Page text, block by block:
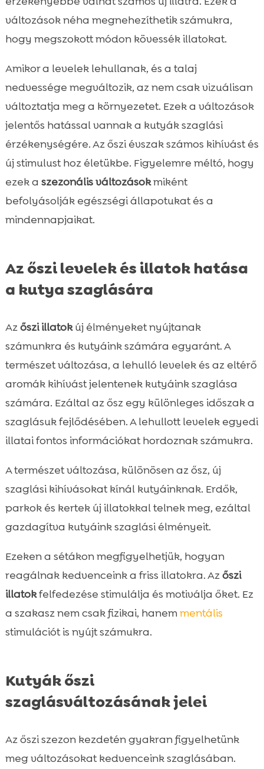
változások néha megnehezíthetik számukra,
hogy megszokott módon kövessék illatokat.
Amikor a levelek lehullanak, és a talaj
nedvessége megváltozik, az nem csak vizuálisan
változtatja meg a környezetet. Ezek a változások
jelentős hatással vannak a kutyák szaglási
érzékenységére. Az őszi évszak számos kihívást és
új stimulust hoz életükbe. Figyelemre méltó, hogy
ezek a szezonális változásokmiként
befolyásolják egészségi állapotukat és a
mindennapjaikat.
Az őszi levelek és illatok hatása
a kutya szaglására
Azőszi illatokúj élményeket nyújtanak
számunkra és kutyáink számára egyaránt. A
természet változása, a lehulló levelek és az eltérő
aromák kihívást jelentenek kutyáink szaglása
számára. Ezáltal az ősz egy különleges időszak a
szaglásuk fejlődésében. A lehullott levelek egyedi
illatai fontos információkat hordoznak számukra.
A természet változása, különösen az ősz, új
szaglási kihívásokat kínál kutyáinknak. Erdők,
parkok és kertek új illatokkal telnek meg, ezáltal
gazdagítva kutyáink szaglási élményeit.
Ezeken a sétákon megfigyelhetjük, hogyan
reagálnak kedvenceink a friss illatokra. Azőszi
illatokfelfedezése stimulálja és motiválja őket. Ez
a szakasz nem csak fizikai, hanemmentális
stimulációt is nyújt számukra.
Kutyák őszi
szaglásváltozásának jelei
Az őszi szezon kezdetén gyakran figyelhetünk
meg változásokat kedvenceink szaglásában.